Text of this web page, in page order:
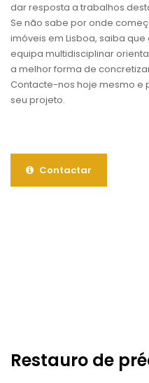
dar resposta a trabalhos
Se não sabe por onde
imóveis em Lisboa, saiba que
equipa multidisciplinar
a melhor forma de
Contacte-nos hoje mesmo e
seu projeto.
Contactar
Restauro de